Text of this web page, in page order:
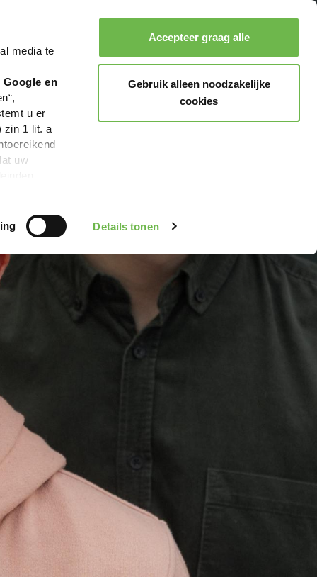
media te
en
u er
zin 1 lit. a
uw
Details tonen
Accepteer graag alle
Gebruik alleen noodzakelijke
cookies
Boeken Menu